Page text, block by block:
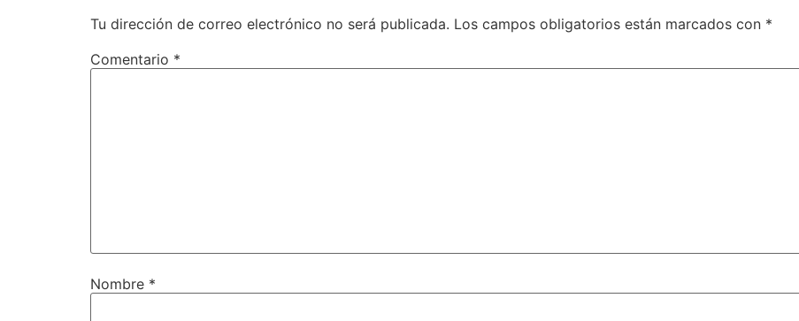
Tu dirección de correo electrónico no será publicada. Los campos obligatorios están marcados con *
Comentario *
Nombre *